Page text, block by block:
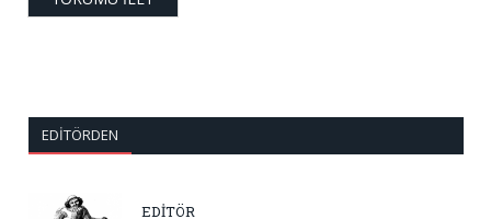
EDITÖRDEN
EDİTÖR